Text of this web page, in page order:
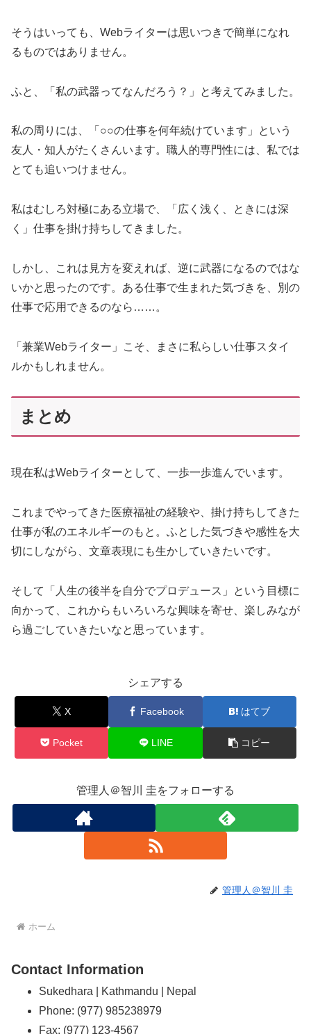
そうはいっても、Webライターは思いつきで簡単になれ
るものではありません。
ふと、「私の武器ってなんだろう？」と考えてみました。
私の周りには、「○○の仕事を何年続けています」という
友人・知人がたくさんいます。職人的専門性には、私では
とても追いつけません。
私はむしろ対極にある立場で、「広く浅く、ときには深
く」仕事を掛け持ちしてきました。
しかし、これは見方を変えれば、逆に武器になるのではな
いかと思ったのです。ある仕事で生まれた気づきを、別の
仕事で応用できるのなら……。
「兼業Webライター」こそ、まさに私らしい仕事スタイ
ルかもしれません。
まとめ
現在私はWebライターとして、一歩一歩進んでいます。
これまでやってきた医療福祉の経験や、掛け持ちしてきた
仕事が私のエネルギーのもと。ふとした気づきや感性を大
切にしながら、文章表現にも生かしていきたいです。
そして「人生の後半を自分でプロデュース」という目標に
向かって、これからもいろいろな興味を寄せ、楽しみなが
ら過ごしていきたいなと思っています。
シェアする
X Facebook はてブ
Pocket LINE コピー
管理人＠智川 圭をフォローする
管理人＠智川 圭
ホーム
Contact Information
Sukedhara | Kathmandu | Nepal
Phone: (977) 985238979
Fax: (977) 123-4567